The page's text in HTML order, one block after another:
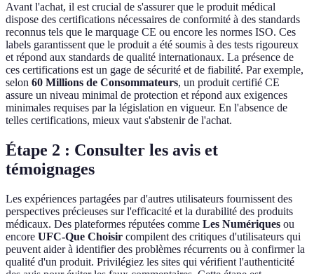
Avant l'achat, il est crucial de s'assurer que le produit médical
dispose des certifications nécessaires de conformité à des standards
reconnus tels que le marquage CE ou encore les normes ISO. Ces
labels garantissent que le produit a été soumis à des tests rigoureux
et répond aux standards de qualité internationaux. La présence de
ces certifications est un gage de sécurité et de fiabilité. Par exemple,
selon 60 Millions de Consommateurs, un produit certifié CE
assure un niveau minimal de protection et répond aux exigences
minimales requises par la législation en vigueur. En l'absence de
telles certifications, mieux vaut s'abstenir de l'achat.
Étape 2 : Consulter les avis et
témoignages
Les expériences partagées par d'autres utilisateurs fournissent des
perspectives précieuses sur l'efficacité et la durabilité des produits
médicaux. Des plateformes réputées comme Les Numériques ou
encore UFC-Que Choisir compilent des critiques d'utilisateurs qui
peuvent aider à identifier des problèmes récurrents ou à confirmer la
qualité d'un produit. Privilégiez les sites qui vérifient l'authenticité